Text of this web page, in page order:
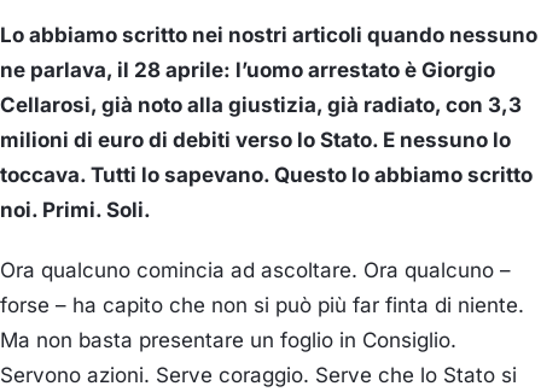
Lo abbiamo scritto nei nostri articoli quando nessuno
ne parlava, il 28 aprile: l’uomo arrestato è Giorgio
Cellarosi, già noto alla giustizia, già radiato, con 3,3
milioni di euro di debiti verso lo Stato. E nessuno lo
toccava. Tutti lo sapevano. Questo lo abbiamo scritto
noi. Primi. Soli.
Ora qualcuno comincia ad ascoltare. Ora qualcuno –
forse – ha capito che non si può più far finta di niente.
Ma non basta presentare un foglio in Consiglio.
Servono azioni. Serve coraggio. Serve che lo Stato si